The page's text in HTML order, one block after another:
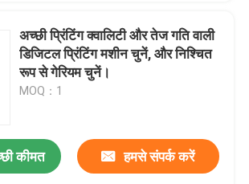
अच्छी प्रिंटिंग क्वालिटी और तेज गति वाली
डिजिटल प्रिंटिंग मशीन चुनें, और निश्चित
रूप से गेरियम चुनें।
MOQ：1
कीमत हमसे संपर्क करें